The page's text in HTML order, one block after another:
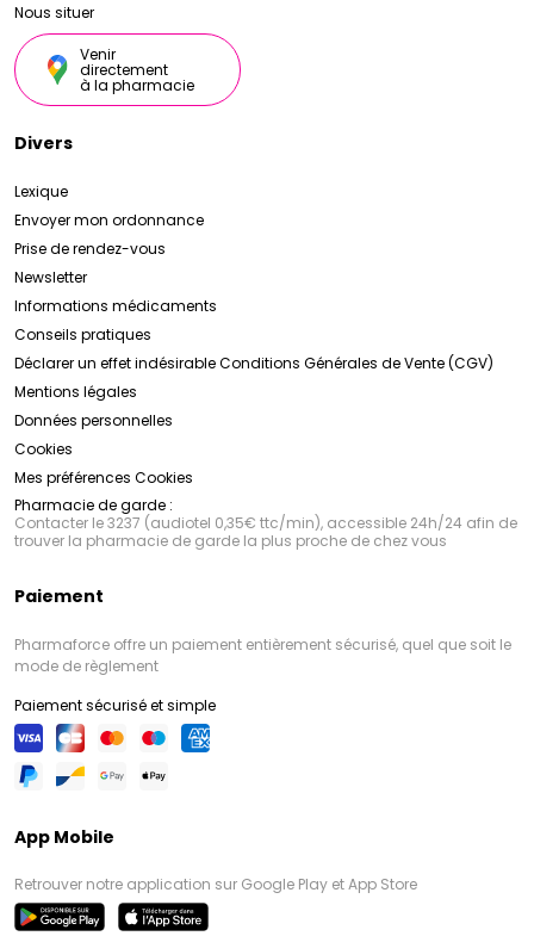
Nous situer
Venir
directement
à la pharmacie
Divers
Lexique
Envoyer mon ordonnance
Prise de rendez-vous
Newsletter
Informations médicaments
Conseils pratiques
Déclarer un effet indésirableConditions Générales de Vente (CGV)
Mentions légales
Données personnelles
Cookies
Mes préférences Cookies
Pharmacie de garde :
Contacter le 3237 (audiotel 0,35€ ttc/min), accessible 24h/24 afin de
trouver la pharmacie de garde la plus proche de chez vous
Paiement
Pharmaforce offre un paiement entièrement sécurisé, quel que soit le
mode de règlement
Paiement sécurisé et simple
App Mobile
Retrouver notre application sur Google Play et App Store